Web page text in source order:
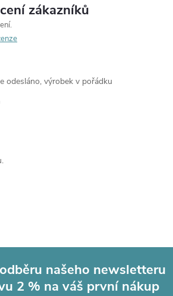
zákazníků
odesláno, výrobek v pořádku
našeho newsletteru
2 % na váš první nákup